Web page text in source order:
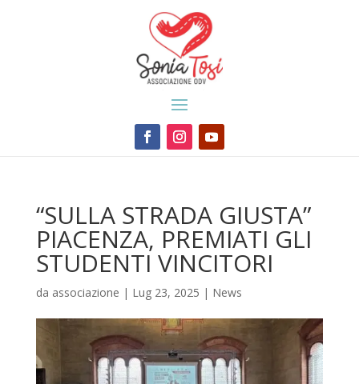
“SULLA STRADA GIUSTA”
PIACENZA, PREMIATI GLI
STUDENTI VINCITORI
da associazione | Lug 23, 2025 | News